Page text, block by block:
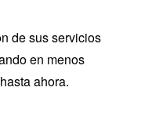
de sus servicios
en menos
ahora.